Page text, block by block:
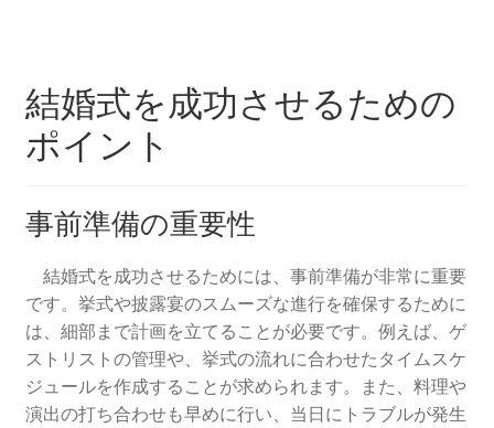
結婚式を成功させるための
ポイント
事前準備の重要性
結婚式を成功させるためには、事前準備が非常に重要
です。挙式や披露宴のスムーズな進行を確保するために
は、細部まで計画を立てることが必要です。例えば、ゲ
ストリストの管理や、挙式の流れに合わせたタイムスケ
ジュールを作成することが求められます。また、料理や
演出の打ち合わせも早めに行い、当日にトラブルが発生